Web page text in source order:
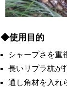
◆使用目的
シャープさを重
長いリプラ杭が
通し角材を入れ